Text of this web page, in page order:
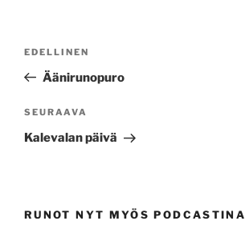
selaus
Edellinen
artikkeli
EDELLINEN
Äänirunopuro
Seuraava
artikkeli
SEURAAVA
Kalevalan päivä
RUNOT NYT MYÖS PODCASTINA